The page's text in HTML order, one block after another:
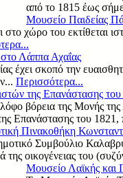
από το 1815 έως
Μουσείο Παιδείας
στο χώρο του εκτίθεται
Λάππα Αχαΐας
έχει σκοπό την
Περισσότερα...
της Επανάστασης
βόρεια της Μονής
Επανάστασης του
Πινακοθήκη
Συμβούλιο
της οικογένειας του
Μουσείο Λαϊκής και